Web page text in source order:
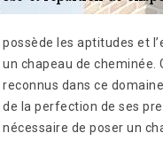
possède les aptitudes et
un chapeau de cheminée.
reconnus dans ce
de la perfection de ses
nécessaire de poser un